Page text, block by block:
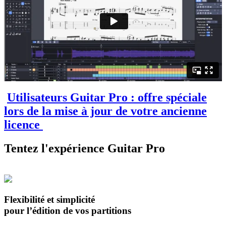
Utilisateurs Guitar Pro : offre spéciale
lors de la mise à jour de votre ancienne
licence
Tentez l'expérience Guitar Pro
Flexibilité et simplicité
pour l’édition de vos partitions